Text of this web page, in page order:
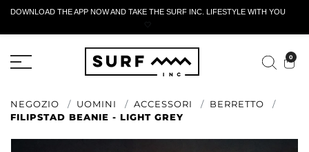
DOWNLOAD THE APP NOW AND TAKE THE SURF INC. LIFESTYLE WITH YOU
🤍
0
NEGOZIO UOMINI ACCESSORI
BERRETTO
FILIPSTAD BEANIE - LIGHT GREY
MODULO DI RESTITUZIONE ATTIVO